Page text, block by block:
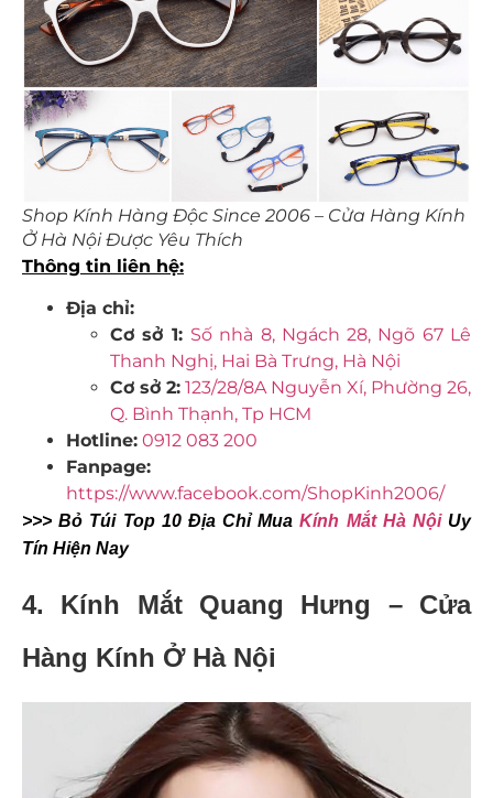
Shop Kính Hàng Độc Since 2006 – Cửa Hàng Kính
Ở Hà Nội Được Yêu Thích
Thông tin liên hệ:
Địa chỉ:
Cơ sở 1: Số nhà 8, Ngách 28, Ngõ 67 Lê
Thanh Nghị, Hai Bà Trưng, Hà Nội
Cơ sở 2: 123/28/8A Nguyễn Xí, Phường 26,
Q. Bình Thạnh, Tp HCM
Hotline: 0912 083 200
Fanpage:
https://www.facebook.com/ShopKinh2006/
>>> Bỏ Túi Top 10 Địa Chỉ MuaKính Mắt Hà NộiUy
Tín Hiện Nay
4. Kính Mắt Quang Hưng – Cửa
Hàng Kính Ở Hà Nội